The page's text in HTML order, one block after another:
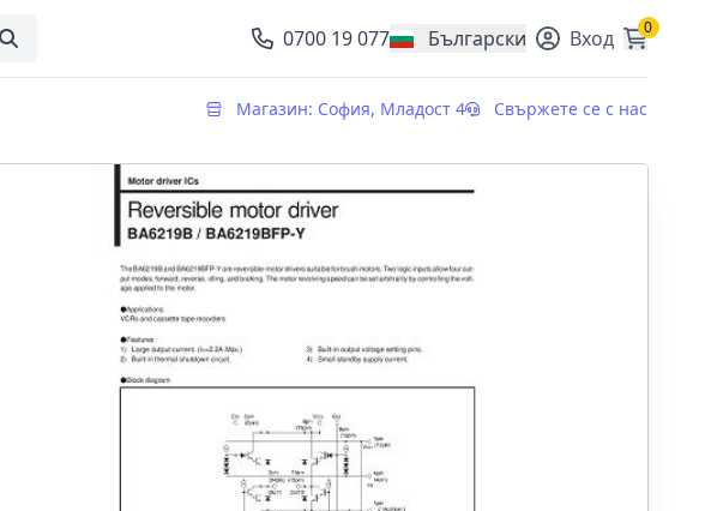
0700 19 077 Български
, change currency Вход 0
Магазин: София, Младост 4 Свържете се с нас